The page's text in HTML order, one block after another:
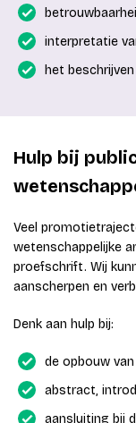
interpretatie
het
Hulp bij
Veel
wetenschappelijke
proefschrift. Wij
aanscherpen en
Denk aan hulp bij:
de opbouw
abstract,
aansluiting bij